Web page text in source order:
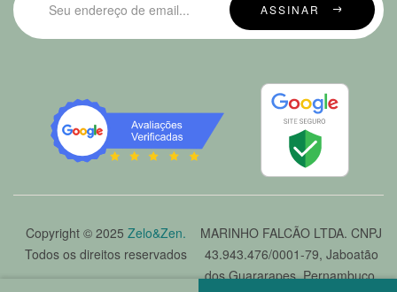
ASSINAR
Copyright © 2025 Zelo&Zen.
Todos os direitos reservados
MARINHO FALCÃO LTDA. CNPJ
43.943.476/0001-79, Jaboatão
dos Guararapes, Pernambuco.